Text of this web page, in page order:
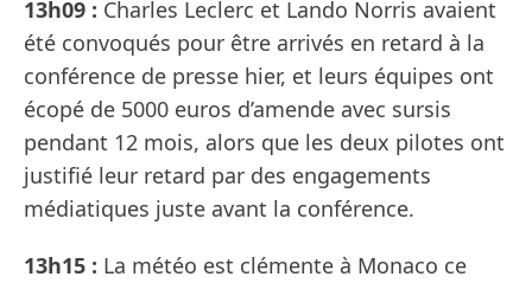
13h09 : Charles Leclerc et Lando Norris avaient
été convoqués pour être arrivés en retard à la
conférence de presse hier, et leurs équipes ont
écopé de 5000 euros d’amende avec sursis
pendant 12 mois, alors que les deux pilotes ont
justifié leur retard par des engagements
médiatiques juste avant la conférence.
13h15 : La météo est clémente à Monaco ce